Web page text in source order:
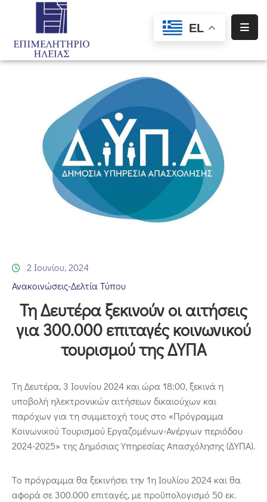
EL
Αρχική
Σύλλογοι
Σωματεία
Πληροφόρηση
Επικοινωνία
2 Ιουνίου, 2024
Ανακοινώσεις-Δελτία Τύπου
Τη Δευτέρα ξεκινούν οι αιτήσεις
για 300.000 επιταγές κοινωνικού
τουρισμού της ΔΥΠΑ
Τη Δευτέρα, 3 Ιουνίου 2024 και ώρα 18:00, ξεκινά η
υποβολή ηλεκτρονικών αιτήσεων δικαιούχων και
παρόχων για τη συμμετοχή τους στο «Πρόγραμμα
Κοινωνικού Τουρισμού Εργαζομένων-Ανέργων περιόδου
2024-2025» της Δημόσιας Υπηρεσίας Απασχόλησης (ΔΥΠΑ).
Το πρόγραμμα θα ξεκινήσει την 1η Ιουλίου 2024 και θα
αφορά σε 300.000 επιταγές, με προϋπολογισμό 50 εκ.